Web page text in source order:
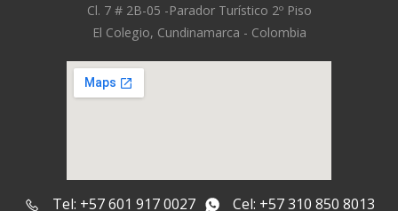
Cl. 7 # 2B-05 -Parador Turístico 2º Piso
El Colegio, Cundinamarca - Colombia
Tel: +57 601 917 0027
Cel: +57 310 850 8013